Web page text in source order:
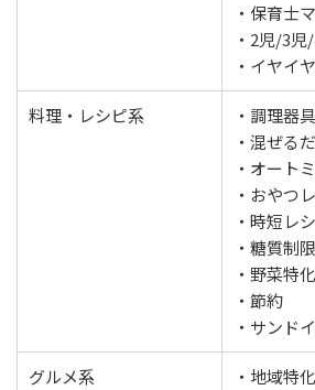
・保育士
・2児/3
・イヤイ
料理・レシピ系
・調理器
・混ぜる
・オート
・おやつ
・時短レ
・糖質制限
・野菜特化
・節約
・サンド
グルメ系
・地域特化